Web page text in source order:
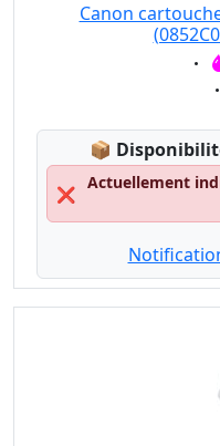
Canon
📦
❌
Actuellement